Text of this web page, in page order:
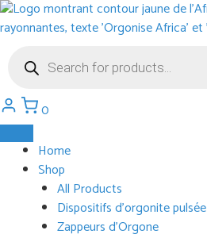
Aller
au
produits
0
Home
Shop
All Products
Dispositifs d’orgonite pulsée
Zappeurs d’Orgone